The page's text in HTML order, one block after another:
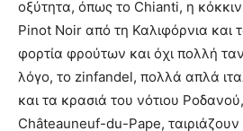
οξύτητα, όπως το Chianti, η
Pinot Noir από τη Καλιφόρνια και
φορτία φρούτων και όχι πολλή
λόγο, το zinfandel, πολλά απλά
και τα κρασιά του νότιου
Châteauneuf-du-Pape,